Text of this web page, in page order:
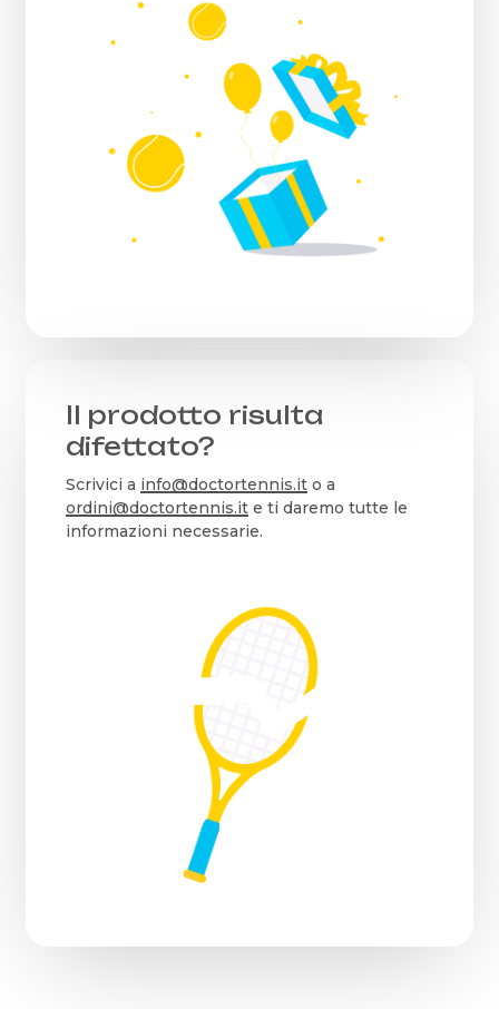
Il prodotto risulta
difettato?
Scrivici a info@doctortennis.ito a
ordini@doctortennis.ite ti daremo tutte le
informazioni necessarie.